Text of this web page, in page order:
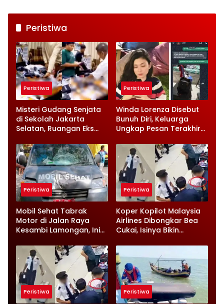
Peristiwa
Peristiwa
Misteri Gudang Senjata
di Sekolah Jakarta
Selatan, Ruangan Eks
Sorotan
Peristiwa
Winda Lorenza Disebut
Bunuh Diri, Keluarga
Ungkap Pesan Terakhir
Rumah
Peristiwa
Mobil Sehat Tabrak
Motor di Jalan Raya
Kesambi Lamongan, Ini
Peristiwa
Koper Kopilot Malaysia
Airlines Dibongkar Bea
Cukai, Isinya Bikin
Peristiwa Peristiwa